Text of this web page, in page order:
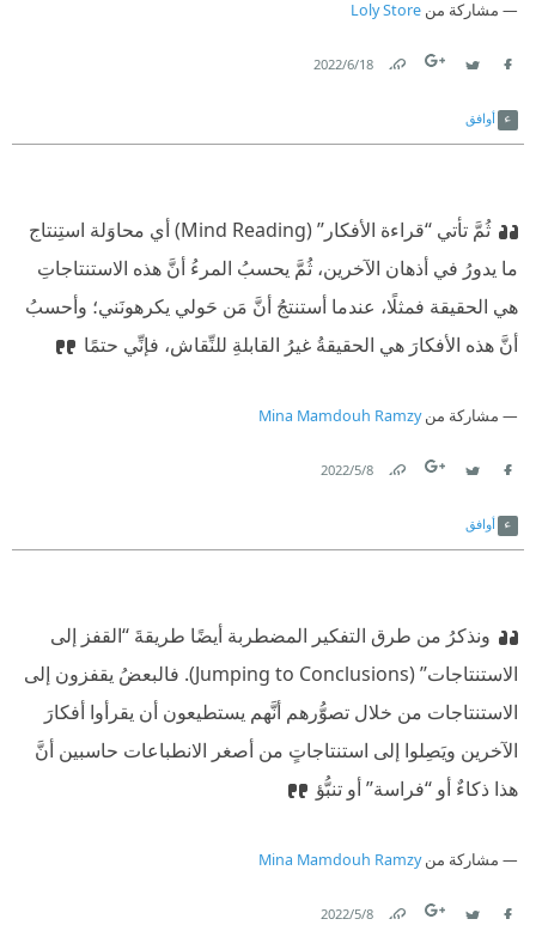
مشاركة من Loly Store
18‏/6‏/2022
أوافق
ثُمَّ تأتي ‘‘قراءة الأفكار’’ (Mind Reading) أي محاوَلة استِنتاج
ما يدورُ في أذهان الآخرين، ثُمَّ يحسبُ المرءُ أنَّ هذه الاستنتاجاتِ
هي الحقيقة فمثلًا، عندما أستنتجُ أنَّ مَن حَولي يكرهونَني؛ وأحسبُ
أنَّ هذه الأفكارَ هي الحقيقةُ غيرُ القابلةِ للنِّقاش، فإنِّي حتمًا
مشاركة منMina Mamdouh Ramzy
8‏/5‏/2022
أوافق
ونذكرُ من طرق التفكير المضطربة أيضًا طريقةَ ‘‘القفز إلى
الاستنتاجات’’ (Jumping to Conclusions). فالبعضُ يقفزون إلى
الاستنتاجات من خلال تصوُّرهم أنَّهم يستطيعون أن يقرأوا أفكارَ
الآخرين ويَصِلوا إلى استنتاجاتٍ من أصغر الانطباعات حاسبين أنَّ
هذا ذكاءٌ أو ‘‘فراسة’’ أو تنبُّؤ
مشاركة منMina Mamdouh Ramzy
8‏/5‏/2022